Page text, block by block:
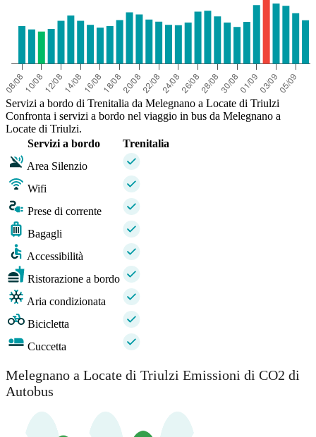
Servizi a bordo di Trenitalia da Melegnano a Locate di Triulzi
Confronta i servizi a bordo nel viaggio in bus da Melegnano a
Locate di Triulzi.
Servizi a bordo
Trenitalia
Area Silenzio
Wifi
Prese di corrente
Bagagli
Accessibilità
Ristorazione a bordo
Aria condizionata
Bicicletta
Cuccetta
Melegnano a Locate di Triulzi Emissioni di CO2 di
Autobus